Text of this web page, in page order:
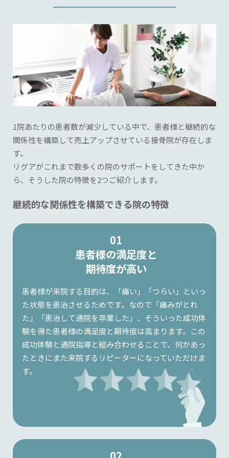
1院あたりの患者数が減少している中で、患者様と継続的な
関係性を構築して売上アップさせている接骨院が存在しま
す。
リグアがこれまで数多くの院のサポートをしてきた中か
ら、そうした院の特徴を2つご紹介します。
継続的な関係性を構築できる院の特徴
01
患者様の満足度と
期待度が高い
患者様が来院する目的は、「痛い」「つらい」といっ
た状態を患治させるためです。なので「痛みがとれ
た」「患治して通院を卒業した」、そういった成功体
験を得た患者様の満足度と期待度は高まります。この
成功体験と通院指導と組み合わせることで、何かあっ
たときにまた来院するリピーターになっていただけま
す。